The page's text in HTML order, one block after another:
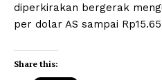
diperkirakan bergerak
per dolar AS sampai
Share this: